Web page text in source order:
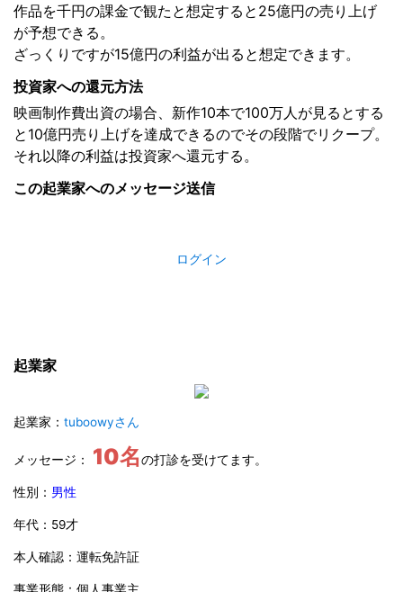
作品を千円の課金で観たと想定すると25億円の売り上げ
が予想できる。
ざっくりですが15億円の利益が出ると想定できます。
投資家への還元方法
映画制作費出資の場合、新作10本で100万人が見るとする
と10億円売り上げを達成できるのでその段階でリクープ。
それ以降の利益は投資家へ還元する。
この起業家へのメッセージ送信
ログイン
起業家
起業家： tuboowyさん
メッセージ： 10名の打診を受けてます。
性別： 男性
年代：59才
本人確認：運転免許証